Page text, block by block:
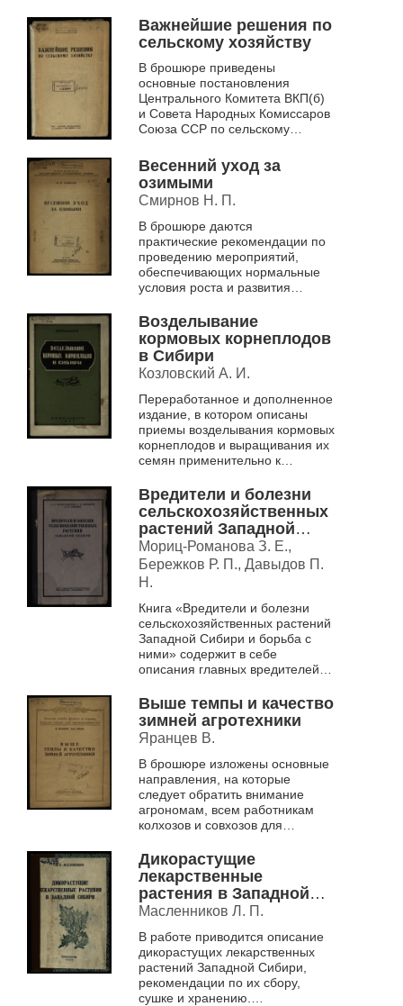
года
Важнейшие решения по
сельскому хозяйству
В брошюре приведены
основные постановления
Центрального Комитета ВКП(б)
и Совета Народных Комиссаров
Союза ССР по сельскому
Весенний уход за
озимыми
Смирнов Н. П.
В брошюре даются
практические рекомендации по
проведению мероприятий,
обеспечивающих нормальные
условия роста и развития
период
Возделывание
кормовых корнеплодов
в Сибири
Козловский А. И.
Переработанное и дополненное
издание, в котором описаны
приемы возделывания кормовых
корнеплодов и выращивания их
семян применительно к
организации труда при
выращивании корн...
Вредители и болезни
сельскохозяйственных
растений Западной
Сибири и борьба с
ними
Мориц-Романова З. Е.,
Бережков Р. П., Давыдов П.
Н.
Книга «Вредители и болезни
сельскохозяйственных растений
Западной Сибири и борьба с
ними» содержит в себе
описания главных вредителей и
культур в Западной Сибири, а
так ж...
Выше темпы и качество
зимней агротехники
Яранцев В.
В брошюре изложены основные
направления, на которые
следует обратить внимание
агрономам, всем работникам
колхозов и совхозов для
получения высоких урожаев
озимых культур
Дикорастущие
лекарственные
растения в Западной
Сибири
Масленников Л. П.
В работе приводится описание
дикорастущих лекарственных
растений Западной Сибири,
рекомендации по их сбору,
сушке и хранению.